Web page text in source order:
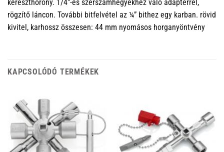
kereszthorony. 1/4″-es szerszámhegyekhez való adapterrel,
rögzítő láncon. További bitfelvétel az ¼” bithez egy karban. rövid
kivitel, karhossz összesen: 44 mm nyomásos horganyöntvény
KAPCSOLÓDÓ TERMÉKEK